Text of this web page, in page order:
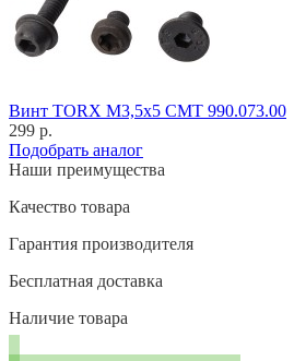
Винт TORX M3,5x5 CMT 990.073.00
299 р.
Подобрать аналог
Наши преимущества
Качество товара
Гарантия производителя
Бесплатная доставка
Наличие товара